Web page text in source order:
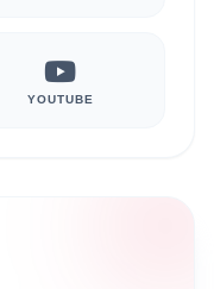
YOUTUBE